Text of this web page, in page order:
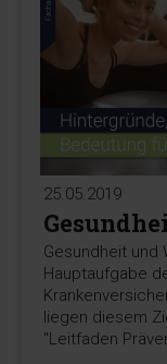
25.05.2019
Gesundheit und
Hauptaufgabe
liegen diesem
"Leitfaden